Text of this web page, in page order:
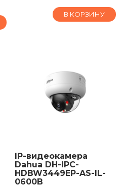
В КОРЗИНУ
IP-видеокамера
Dahua DH-IPC-
HDBW3449EP-AS-IL-
0600B